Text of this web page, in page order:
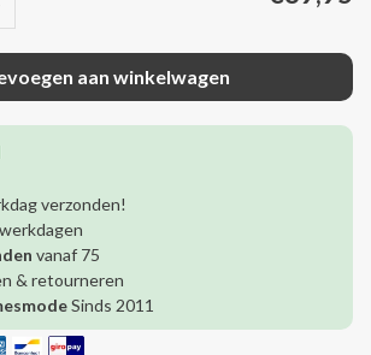
aan winkelwagen
verzonden!
vanaf 75
& retourneren
Sinds 2011